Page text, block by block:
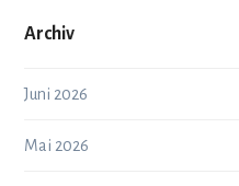
Archiv
Juni 2026
Mai 2026